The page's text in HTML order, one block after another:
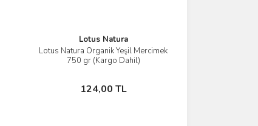
Lotus Natura
Lotus Natura Organik Yeşil Mercimek
750 gr (Kargo Dahil)
124,00 TL
İncele
Stokta Yok